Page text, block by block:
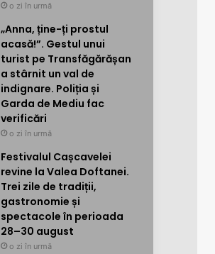
o zi în urmă
„Anna, ține-ți prostul
acasă!”. Gestul unui
turist pe Transfăgărășan
a stârnit un val de
indignare. Poliția și
Garda de Mediu fac
verificări
o zi în urmă
Festivalul Cașcavelei
revine la Valea Doftanei.
Trei zile de tradiții,
gastronomie și
spectacole în perioada
28–30 august
o zi în urmă